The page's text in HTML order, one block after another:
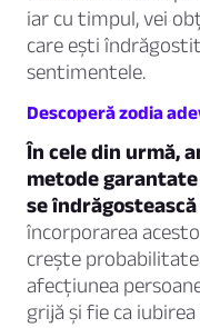
iar cu timpul, vei
care ești
sentimentele.
Descoperă zodia
În cele din urmă,
metode
se
încorporarea
crește
afecțiunea
grijă și fie ca